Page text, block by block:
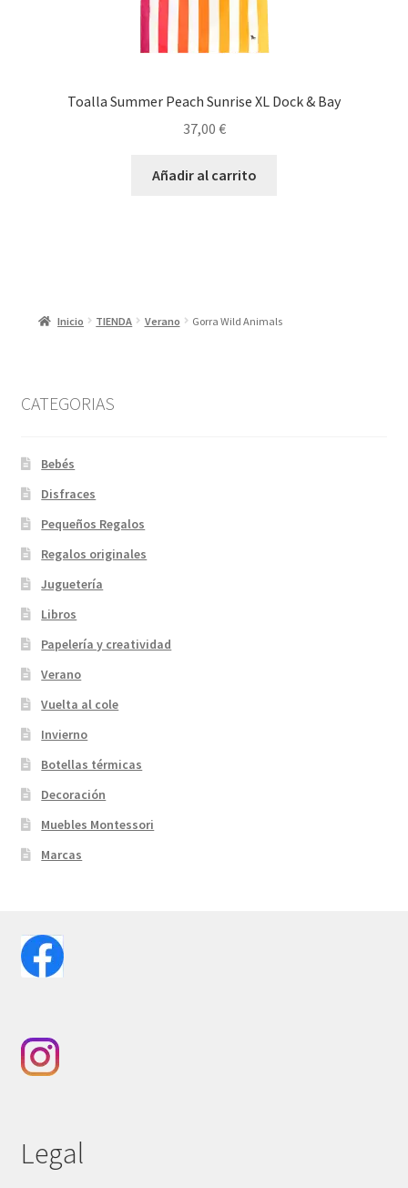
Toalla Summer Peach Sunrise XL Dock & Bay
37,00 €
Añadir al carrito
Inicio TIENDA Verano Gorra Wild Animals
CATEGORIAS
Bebés
Disfraces
Pequeños Regalos
Regalos originales
Juguetería
Libros
Papelería y creatividad
Verano
Vuelta al cole
Invierno
Botellas térmicas
Decoración
Muebles Montessori
Marcas
Legal